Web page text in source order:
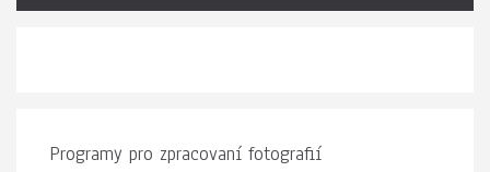
Programy pro zpracovaní fotografií